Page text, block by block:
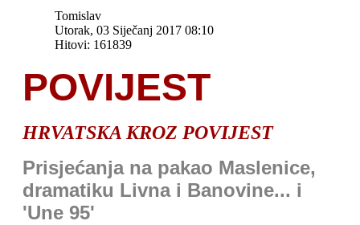
Tomislav
Utorak, 03 Siječanj 2017 08:10
Hitovi: 161839
POVIJEST
HRVATSKA KROZ POVIJEST
Prisjećanja na pakao Maslenice,
dramatiku Livna i Banovine... i
'Une 95'